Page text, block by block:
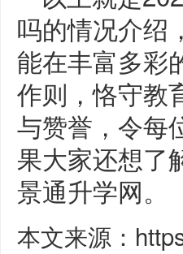
吗的情况介绍
能在丰富多彩
作则，恪守教
与赞誉，令每
果大家还想了
景通升学网。
本文来源：